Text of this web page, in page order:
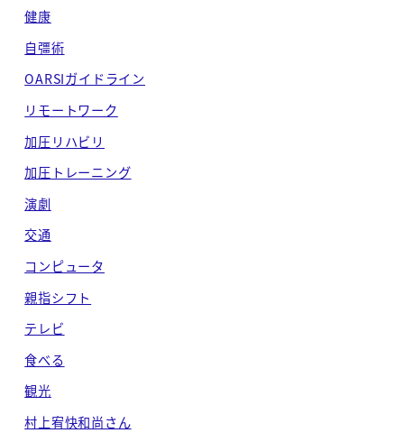
健康
自彊術
OARSIガイドライン
リモートワーク
加圧リハビリ
加圧トレーニング
演劇
交通
コンピュータ
親指シフト
テレビ
食べる
観光
村上宥快和尚さん